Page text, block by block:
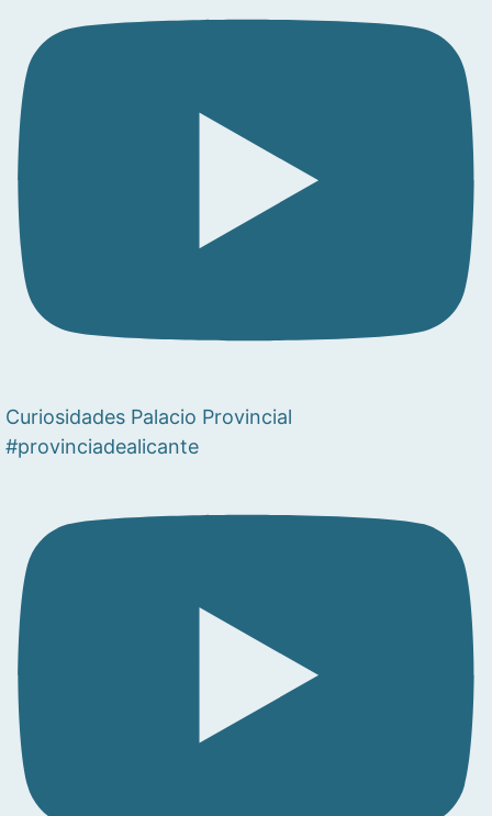
Curiosidades Palacio Provincial
#provinciadealicante